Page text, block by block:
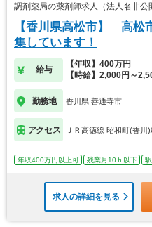
調剤薬局の薬剤師求人（法人名非
【香川県高松市】 高松
集しています！
給与
【年収】400万円
【時給】2,000円～
勤務地 香川県 善通寺市
アクセス ＪＲ高徳線 昭和町(香川)
年収400万円以上可 残業月10ｈ以下
求人の詳細を見る